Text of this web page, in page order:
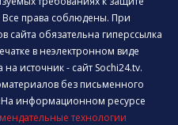
права соблюдены. При
обязательна гиперссылка
в неэлектронном виде
на источник - сайт Sochi24.tv.
без письменного
информационном ресурсе
технологии